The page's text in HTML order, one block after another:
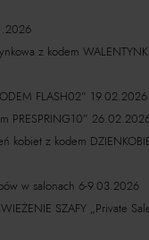
z kodem
FLASH02” 19.02.2026
PRESPRING10”
kobiet z kodem
w salonach 6-9.03.2026
SZAFY „Private